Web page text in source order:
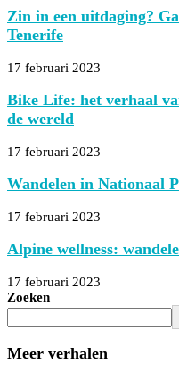
Zin in een uitdaging?
Tenerife
17 februari 2023
Bike Life: het verhaal
de wereld
17 februari 2023
Wandelen in Nationaal
17 februari 2023
Alpine wellness:
17 februari 2023
Zoeken
Meer verhalen